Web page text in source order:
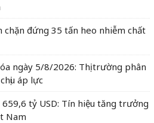
chặn đứng 35 tấn heo nhiễm chất
ngày 5/8/2026: Thị trường phân
áp lực
tỷ USD: Tín hiệu tăng trưởng
Nam